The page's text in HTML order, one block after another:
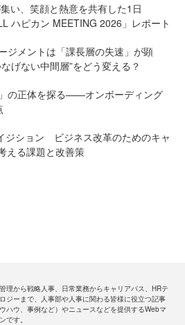
い、笑顔と熱意を共有した1日
ハピカン MEETING 2026」レポート
ジメントは「課長層の失速」が顕
げない中間層”をどう変える？
」の正体を探る——オンボーディング
ジション ビジネス改革のためのキャ
える課題と改善策
理から戦略人事、日常業務からキャリアパス、HRテ
ジーまで、人事部や人事に関わる皆様に役立つ記事
ウハウ、事例など）やニュースなどを提供するWebマ
です。